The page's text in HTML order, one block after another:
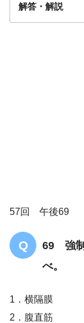
解答・解説
57回 午後69
69 強制
べ。
1．横隔膜
2．腹直筋